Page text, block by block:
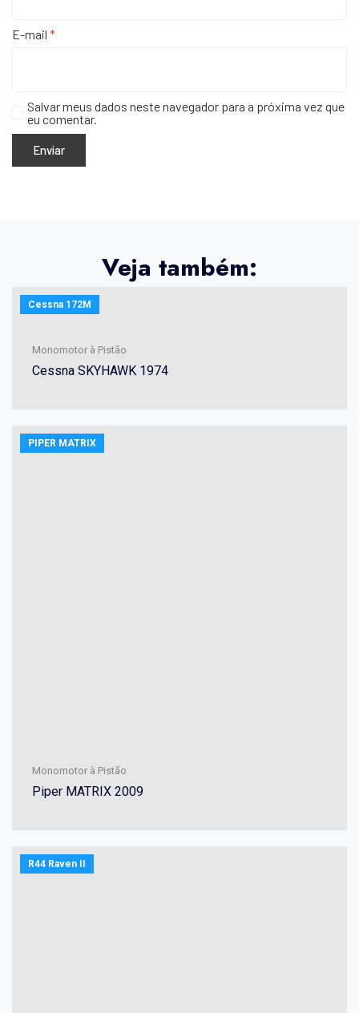
E-mail *
Salvar meus dados neste navegador para a próxima vez que
eu comentar.
Veja também:
Cessna 172M
Monomotor à Pistão
Cessna SKYHAWK 1974
PIPER MATRIX
Monomotor à Pistão
Piper MATRIX 2009
R44 Raven II